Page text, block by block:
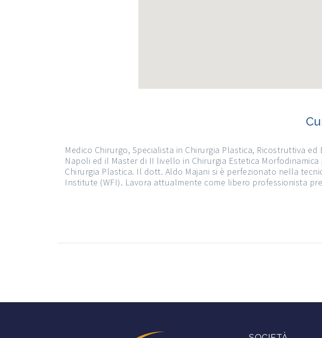
Medico Chirurgo, Specialista in Chirurgia Plastica, Ricostruttiva
Napoli ed il Master di II livello in Chirurgia Estetica
Chirurgia Plastica. Il dott. Aldo Majani si è perfezionato nella
Institute (WFI). Lavora attualmente come libero professionista